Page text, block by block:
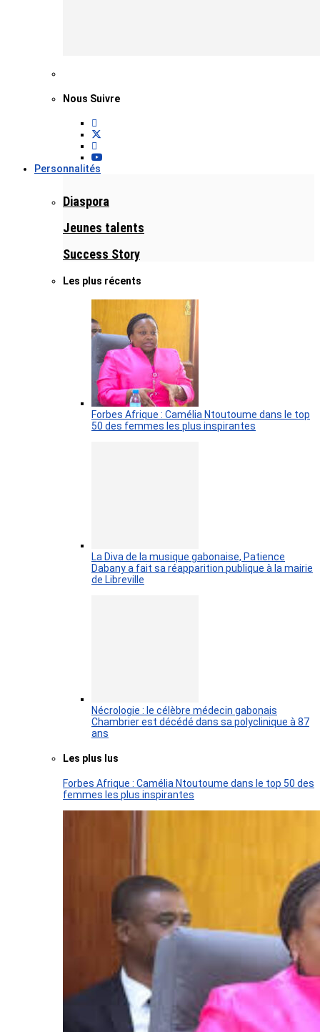
Nous Suivre
Personnalités
Diaspora
Jeunes talents
Success Story
Les plus récents
Forbes Afrique : Camélia Ntoutoume dans le top
50 des femmes les plus inspirantes
La Diva de la musique gabonaise, Patience
Dabany a fait sa réapparition publique à la mairie
de Libreville
Nécrologie : le célèbre médecin gabonais
Chambrier est décédé dans sa polyclinique à 87
ans
Les plus lus
Forbes Afrique : Camélia Ntoutoume dans le top 50 des
femmes les plus inspirantes